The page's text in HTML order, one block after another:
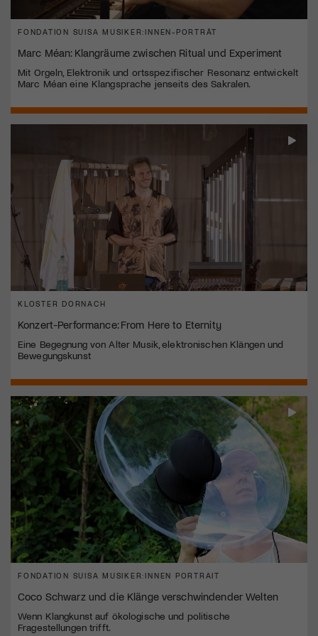
FONDATION SUISA MUSIKER:INNEN-PORTRÄT
Marc Méan: Klangräume zwischen Ritual und Experiment
Mit Orgeln, Elektronik und ortsspezifischer Resonanz entwickelt
Marc Méan eine Klangsprache jenseits des Sakralen.
KLOSTER DORNACH
Konzert-Performance: From Here to Eternity
Eine Begegnung von Alter Musik, elektronischen Klängen und
Bewegungskunst
FONDATION SUISA MUSIKER:INNEN PORTRAIT
Coco Schwarz und die Klänge verschwindender Welten
Wenn Klangkunst auf ökologische und politische
Fragestellungen trifft.